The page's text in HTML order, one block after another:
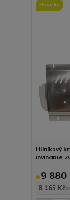
Novinka
Hliníkový
Invincible
9 880
8 165 Kč